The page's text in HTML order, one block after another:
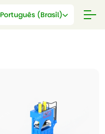
Português (Brasil)